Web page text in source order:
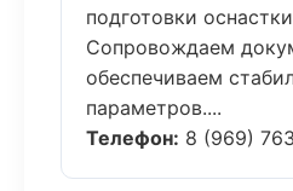
подготовки
Сопровождаем
обеспечиваем
параметров....
Телефон: 8 (969)